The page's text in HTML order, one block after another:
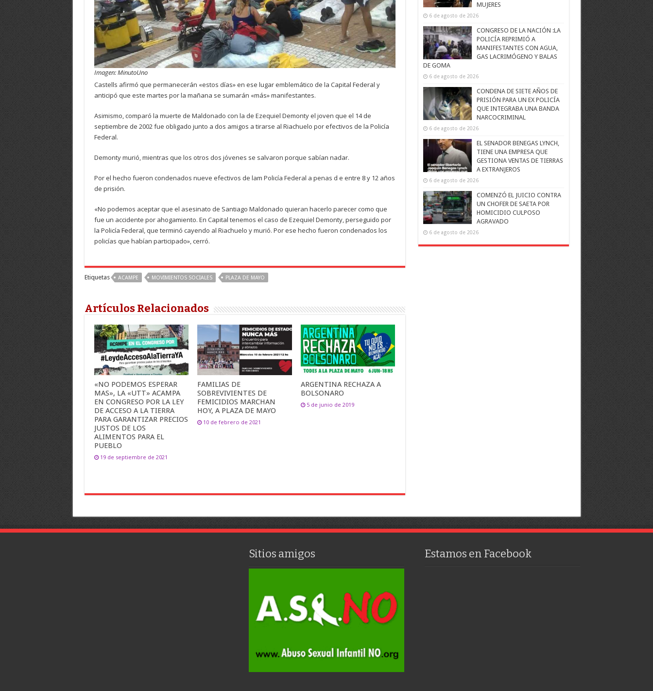
Imagen: MinutoUno
Castells afirmó que permanecerán «estos días» en ese lugar emblemático de la Capital Federal y
anticipó que este martes por la mañana se sumarán «más» manifestantes.
Asimismo, comparó la muerte de Maldonado con la de Ezequiel Demonty el joven que el 14 de
septiembre de 2002 fue obligado junto a dos amigos a tirarse al Riachuelo por efectivos de la Policía
Federal.
Demonty murió, mientras que los otros dos jóvenes se salvaron porque sabían nadar.
Por el hecho fueron condenados nueve efectivos de lam Policía Federal a penas d e entre 8 y 12 años
de prisión.
«No podemos aceptar que el asesinato de Santiago Maldonado quieran hacerlo parecer como que
fue un accidente por ahogamiento. En Capital tenemos el caso de Ezequiel Demonty, perseguido por
la Policía Federal, que terminó cayendo al Riachuelo y murió. Por ese hecho fueron condenados los
policías que habían participado», cerró.
Etiquetas ACAMPE MOVIMIENTOS SOCIALES PLAZA DE MAYO
Artículos Relacionados
«NO PODEMOS ESPERAR
MAS», LA «UTT» ACAMPA
EN CONGRESO POR LA LEY
DE ACCESO A LA TIERRA
PARA GARANTIZAR PRECIOS
JUSTOS DE LOS
ALIMENTOS PARA EL
PUEBLO
19 de septiembre de 2021
FAMILIAS DE
SOBREVIVIENTES DE
FEMICIDIOS MARCHAN
HOY, A PLAZA DE MAYO
10 de febrero de 2021
ARGENTINA RECHAZA A
BOLSONARO
5 de junio de 2019
MUJERES
6 de agosto de 2026
CONGRESO DE LA NACIÓN :LA
POLICÍA REPRIMIÓ A
MANIFESTANTES CON AGUA,
GAS LACRIMÓGENO Y BALAS
DE GOMA
6 de agosto de 2026
CONDENA DE SIETE AÑOS DE
PRISIÓN PARA UN EX POLICÍA
QUE INTEGRABA UNA BANDA
NARCOCRIMINAL
6 de agosto de 2026
EL SENADOR BENEGAS LYNCH,
TIENE UNA EMPRESA QUE
GESTIONA VENTAS DE TIERRAS
A EXTRANJEROS
6 de agosto de 2026
COMENZÓ EL JUICIO CONTRA
UN CHOFER DE SAETA POR
HOMICIDIO CULPOSO
AGRAVADO
6 de agosto de 2026
Sitios amigos Estamos en Facebook